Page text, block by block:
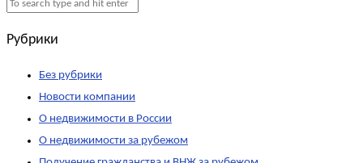
Рубрики
Без рубрики
Новости компании
О недвижимости в России
О недвижимости за рубежом